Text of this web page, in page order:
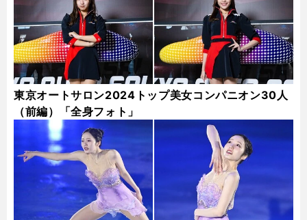
東京オートサロン2024トップ美女コンパニオン30人
（前編）「全身フォト」